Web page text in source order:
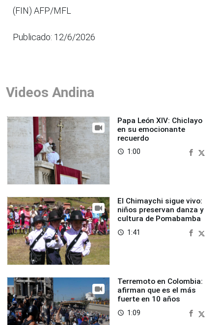
(FIN) AFP/MFL
Publicado: 12/6/2026
Videos Andina
Papa León XIV: Chiclayo
en su emocionante
recuerdo
access_time 1:00
El Chimaychi sigue vivo:
niños preservan danza y
cultura de Pomabamba
access_time 1:41
Terremoto en Colombia:
afirman que es el más
fuerte en 10 años
access_time 1:09